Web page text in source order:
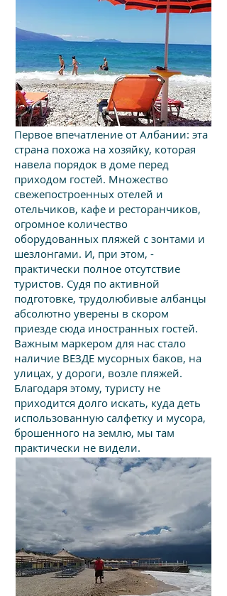
Первое впечатление от Албании: эта
страна похожа на хозяйку, которая
навела порядок в доме перед
приходом гостей. Множество
свежепостроенных отелей и
отельчиков, кафе и ресторанчиков,
огромное количество
оборудованных пляжей с зонтами и
шезлонгами. И, при этом, -
практически полное отсутствие
туристов. Судя по активной
подготовке, трудолюбивые албанцы
абсолютно уверены в скором
приезде сюда иностранных гостей.
Важным маркером для нас стало
наличие ВЕЗДЕ мусорных баков, на
улицах, у дороги, возле пляжей.
Благодаря этому, туристу не
приходится долго искать, куда деть
использованную салфетку и мусора,
брошенного на землю, мы там
практически не видели.